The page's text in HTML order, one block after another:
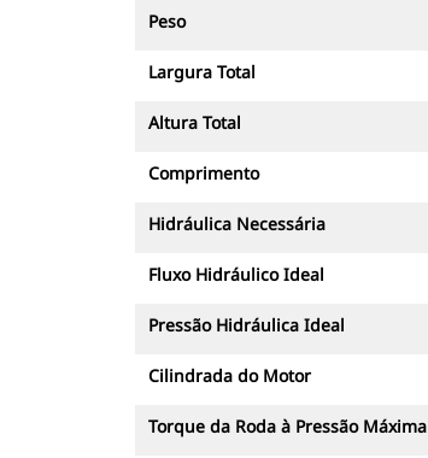
Peso
Largura Total
Altura Total
Comprimento
Hidráulica Necessária
Fluxo Hidráulico Ideal
Pressão Hidráulica Ideal
Cilindrada do Motor
Torque da Roda à Pressão Máxima